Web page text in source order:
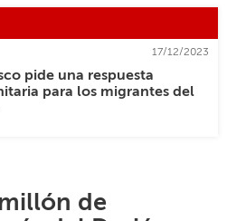
17/12/2023
pide una respuesta
para los migrantes del
de